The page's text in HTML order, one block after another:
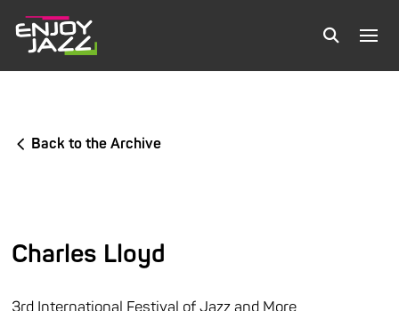
Back to the Archive
Charles Lloyd
3rd International Festival of Jazz and More